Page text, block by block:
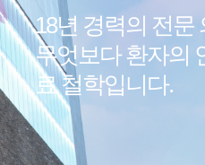
18년 경력의 전문
무엇보다 환자의
료 철학입니다.